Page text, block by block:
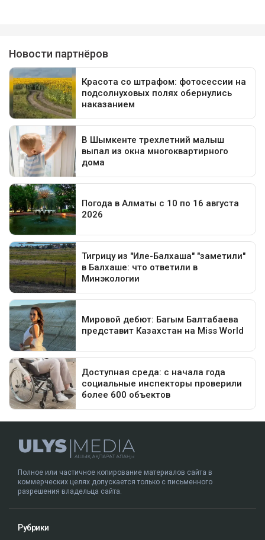
Полное или частичное копирование материалов сайта в
коммерческих целях допускается только с письменного
разрешения владельца сайта.
Рубрики